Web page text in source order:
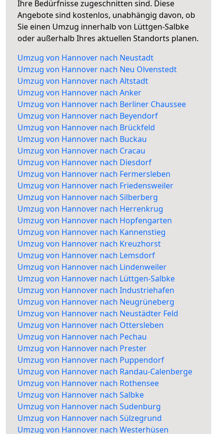
Ihre Bedürfnisse zugeschnitten sind. Diese
Angebote sind kostenlos, unabhängig davon, ob
Sie einen Umzug innerhalb von Lüttgen-Salbke
oder außerhalb Ihres aktuellen Standorts planen.
Umzug von Hannover nach Neustadt
Umzug von Hannover nach Neu Olvenstedt
Umzug von Hannover nach Altstadt
Umzug von Hannover nach Anker
Umzug von Hannover nach Berliner Chaussee
Umzug von Hannover nach Beyendorf
Umzug von Hannover nach Brückfeld
Umzug von Hannover nach Buckau
Umzug von Hannover nach Cracau
Umzug von Hannover nach Diesdorf
Umzug von Hannover nach Fermersleben
Umzug von Hannover nach Friedensweiler
Umzug von Hannover nach Silberberg
Umzug von Hannover nach Herrenkrug
Umzug von Hannover nach Hopfengarten
Umzug von Hannover nach Kannenstieg
Umzug von Hannover nach Kreuzhorst
Umzug von Hannover nach Lemsdorf
Umzug von Hannover nach Lindenweiler
Umzug von Hannover nach Lüttgen-Salbke
Umzug von Hannover nach Industriehafen
Umzug von Hannover nach Neugrüneberg
Umzug von Hannover nach Neustädter Feld
Umzug von Hannover nach Ottersleben
Umzug von Hannover nach Pechau
Umzug von Hannover nach Prester
Umzug von Hannover nach Puppendorf
Umzug von Hannover nach Randau-Calenberge
Umzug von Hannover nach Rothensee
Umzug von Hannover nach Salbke
Umzug von Hannover nach Sudenburg
Umzug von Hannover nach Sülzegrund
Umzug von Hannover nach Westerhüsen